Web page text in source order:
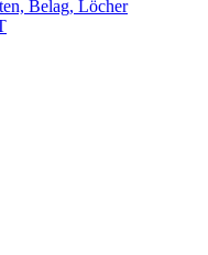
Belag, Löcher